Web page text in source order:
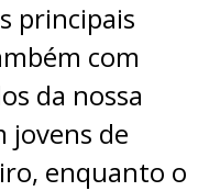
principais
com
da nossa
jovens de
enquanto o